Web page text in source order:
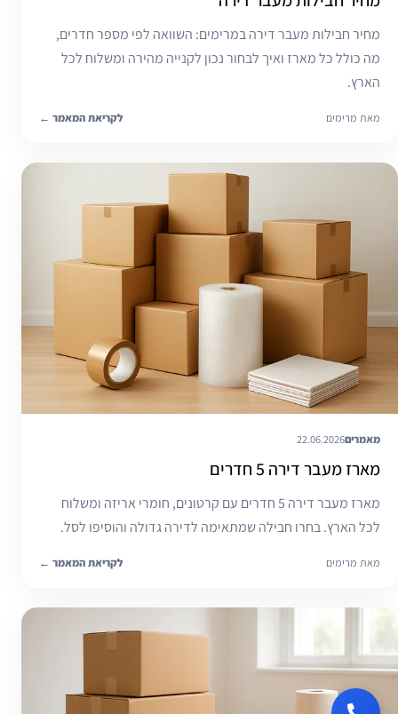
מחיר חבילות מעבר דירה במרימים: השוואה לפי מספר חדרים,
מה כולל כל מארז ואיך לבחור נכון לקנייה מהירה ומשלוח לכל
הארץ.
מאת מרימים לקריאת המאמר ←
מאמרים22.06.2026
מארז מעבר דירה 5 חדרים
מארז מעבר דירה 5 חדרים עם קרטונים, חומרי אריזה ומשלוח
לכל הארץ. בחרו חבילה שמתאימה לדירה גדולה והוסיפו לסל.
מאת מרימים לקריאת המאמר ←